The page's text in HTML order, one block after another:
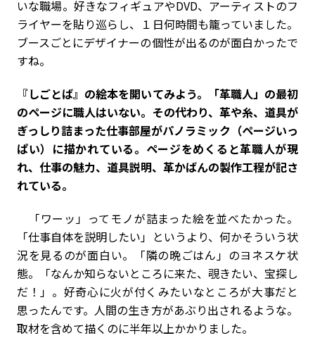
いな職場。好きなフィギュアやDVD、アーティストのフ
ライヤーを貼り巡らし、１日何時間も籠っていました。
ブースごとにデザイナーの個性が出るのが面白かったで
すね。
――『しごとば』の絵本を開いてみよう。「革職人」の最初
のページに職人はいない。その代わり、革や糸、道具が
ぎっしり詰まった仕事部屋がパノラミック（ページいっ
ぱい）に描かれている。ページをめくると革職人が現
れ、仕事の魅力、道具説明、革かばんの製作工程が記さ
れている。
「ワーッ」ってモノが詰まった絵を並べたかった。
「仕事自体を説明したい」というより、何かそういう状
況を見るのが面白い。「隣の晩ごはん」のヨネスケ状
態。「なんか知らないところに来た、覗きたい、宝探し
だ！」。好奇心に火が付くみたいなところが大事だと
思ったんです。人間の生き方があぶり出されるような。
取材を含めて描くのに半年以上かかりました。